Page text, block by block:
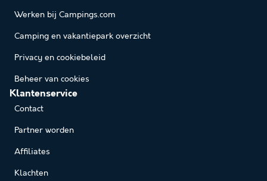
Werken bij Campings.com
Camping en vakantiepark overzicht
Privacy en cookiebeleid
Beheer van cookies
Klantenservice
Contact
Partner worden
Affiliates
Klachten